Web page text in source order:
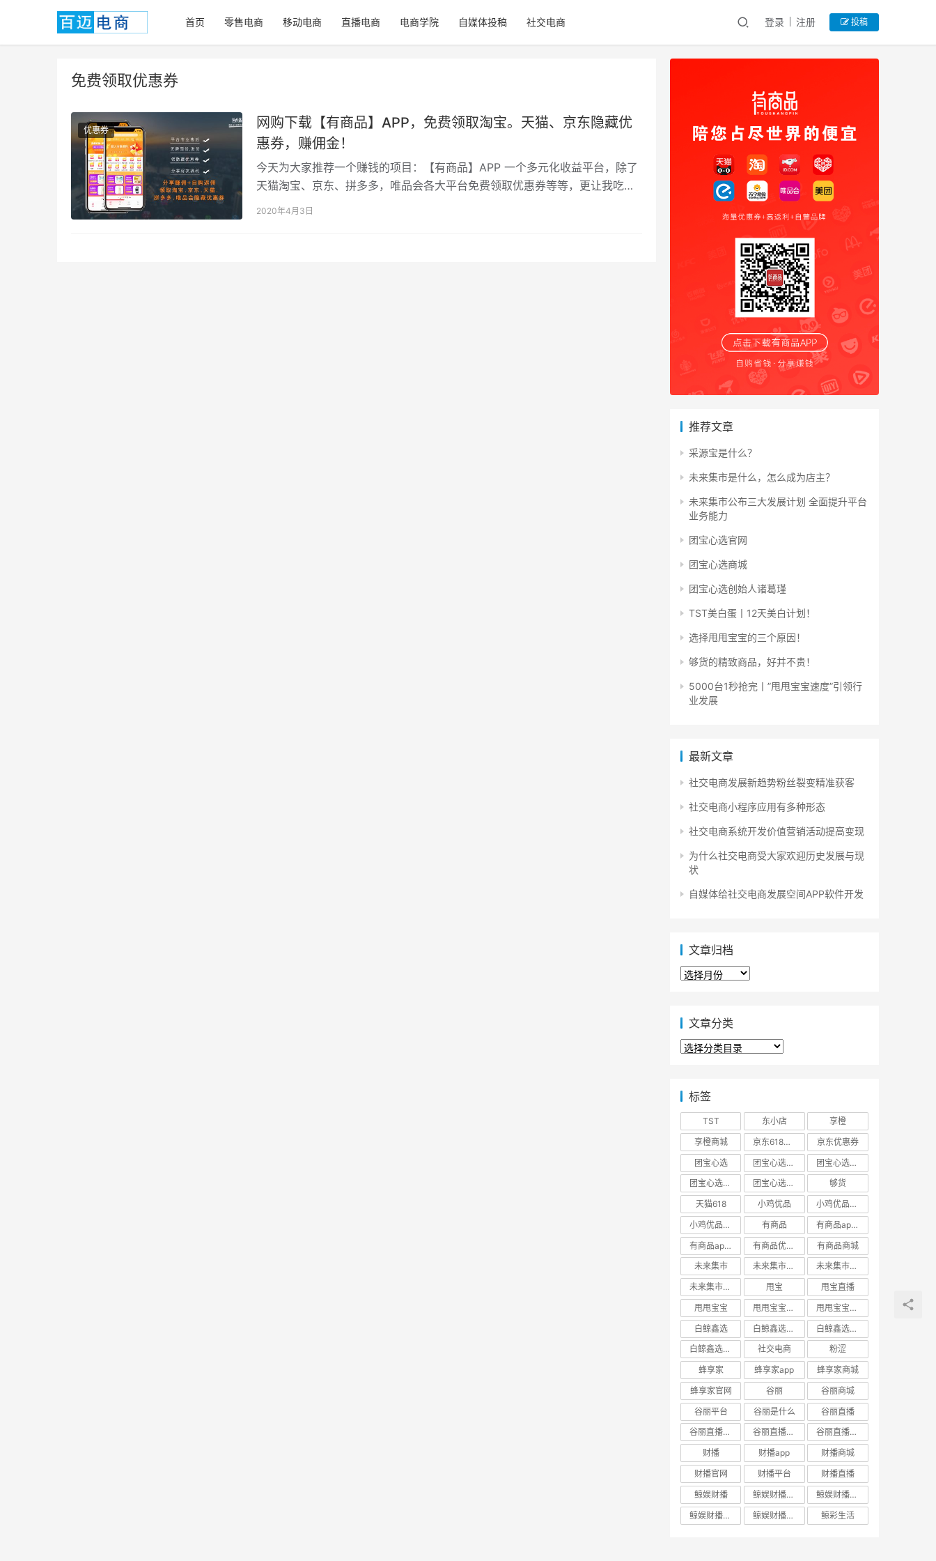
首页 零售电商 移动电商 直播电商 电商学院 自媒体投稿 社交电商 登录 注册 投稿
免费领取优惠券
优惠券
网购下载【有商品】APP，免费领取淘宝。天猫、京东隐藏优
惠券，赚佣金！
今天为大家推荐一个赚钱的项目：【有商品】APP 一个多元化收益平台，除了
天猫淘宝、京东、拼多多，唯品会各大平台免费领取优惠券等等，更让我吃惊
的是竟然连生活优惠券都有，如饿了么、美团…
2020年4月3日
推荐文章
采源宝是什么？
未来集市是什么，怎么成为店主？
未来集市公布三大发展计划 全面提升平台
业务能力
团宝心选官网
团宝心选商城
团宝心选创始人诸葛瑾
TST美白蛋丨12天美白计划！
选择甩甩宝宝的三个原因！
够货的精致商品，好并不贵！
5000台1秒抢完丨”甩甩宝宝速度”引领行
业发展
最新文章
社交电商发展新趋势粉丝裂变精准获客
社交电商小程序应用有多种形态
社交电商系统开发价值营销活动提高变现
为什么社交电商受大家欢迎历史发展与现
状
自媒体给社交电商发展空间APP软件开发
文章归档
文
文章分类
文
标签
TST 东小店
享橙
享橙商城
京东618大促优惠券
京东优惠券
团宝心选
团宝心选商城
团宝心选官方网站
团宝心选官网
团宝心选小程序
够货
天猫618
小鸡优品
小鸡优品商城
小鸡优品官网
有商品
有商品app下载
有商品app邀请码
有商品优惠券
有商品商城
未来集市
未来集市app
未来集市商城
未来集市邀请码
甩宝
甩宝直播
甩甩宝宝
甩甩宝宝商城
甩甩宝宝直播
白鲸鑫选
白鲸鑫选APP
白鲸鑫选商城
白鲸鑫选官网
社交电商
粉涩
蜂享家
蜂享家app
蜂享家商城
蜂享家官网
谷丽
谷丽商城
谷丽平台
谷丽是什么
谷丽直播
谷丽直播官网
谷丽直播平台
谷丽直播怎么加入
财播
财播app
财播商城
财播官网
财播平台
财播直播
鲸娱财播
鲸娱财播app
鲸娱财播商城
鲸娱财播官网
鲸娱财播直播 鲸彩生活